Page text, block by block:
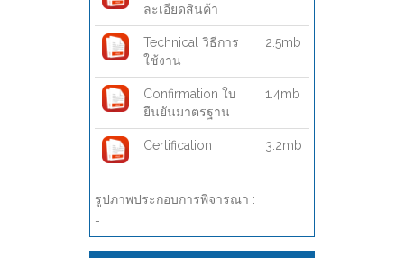
ละเอียดสินค้า
Technical วิธีการ
ใช้งาน
2.5mb
Confirmation ใบ
ยืนยันมาตรฐาน
1.4mb
Certification 3.2mb
รูปภาพประกอบการพิจารณา :
-